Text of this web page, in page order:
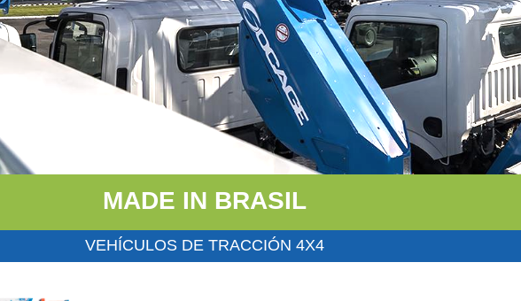
MADE IN BRASIL
VEHÍCULOS DE TRACCIÓN 4X4